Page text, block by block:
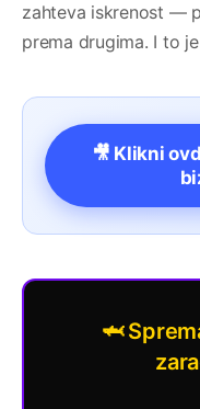
zahteva iskrenost —
prema drugima. I to
🎥 Klikni
🦈